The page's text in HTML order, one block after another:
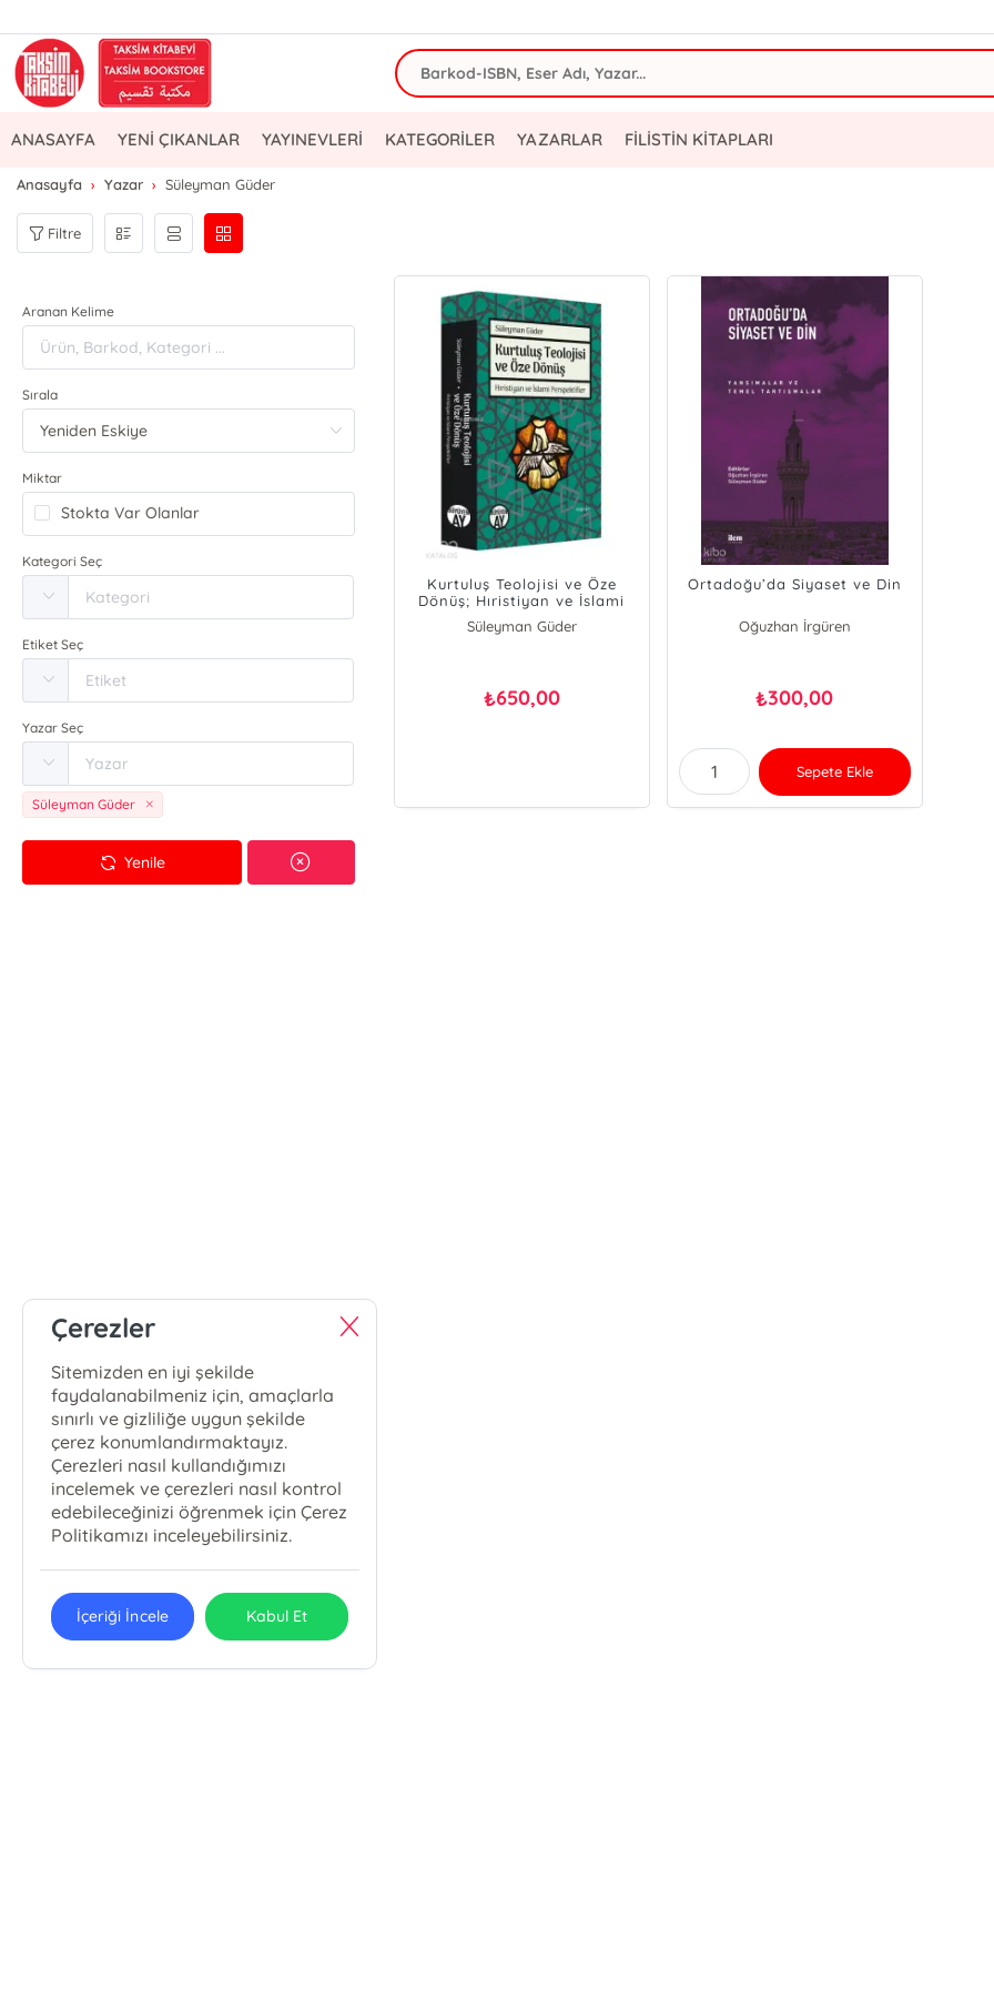
ANASAYFA YENİ ÇIKANLAR YAYINEVLERİ KATEGORİLER YAZARLAR FİLİSTİN KİTAPLARI
Anasayfa Yazar Süleyman Güder
Filtre
Aranan Kelime
Sırala
Miktar
Stokta Var Olanlar
Kategori Seç
Etiket Seç
Yazar Seç
Süleyman Güder
Yenile
Kurtuluş Teolojisi ve Öze
Dönüş; Hıristiyan ve İslami
Perspektifler
Süleyman Güder
₺650,00
Ortadoğu’da Siyaset ve Din
Oğuzhan İrgüren
₺300,00
Sepete Ekle
Çerezler
Sitemizden en iyi şekilde
faydalanabilmeniz için, amaçlarla
sınırlı ve gizliliğe uygun şekilde
çerez konumlandırmaktayız.
Çerezleri nasıl kullandığımızı
incelemek ve çerezleri nasıl kontrol
edebileceğinizi öğrenmek için Çerez
Politikamızı inceleyebilirsiniz.
İçeriği İncele Kabul Et